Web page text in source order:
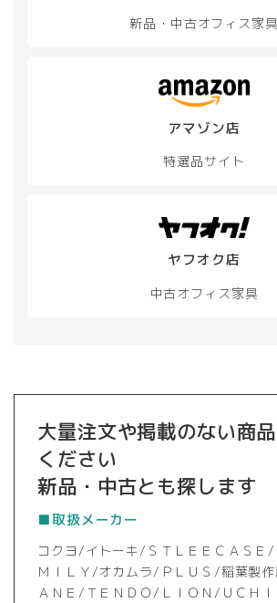
新品・中古オフィス家具
アマゾン店
特選品サイト
ヤフオク店
中古オフィス家具
大量注文や掲載のない商
ください
新品・中古とも探します
■取扱メーカー
コクヨ/イトーキ/ＳＴＬＥＥＣＡＳＥ/
ＭＩＬＹ/オカムラ/ＰＬＵＳ/稲葉製
ＡＮＥ/ＴＥＮＤＯ/ＬＩＯＮ/ＵＣＨ